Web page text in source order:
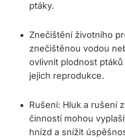
ptáky.
Znečištění životního
znečištěnou vodou
ovlivnit plodnost
jejich reprodukce.
Rušení: Hluk a rušení
činností mohou
hnízd a snížit